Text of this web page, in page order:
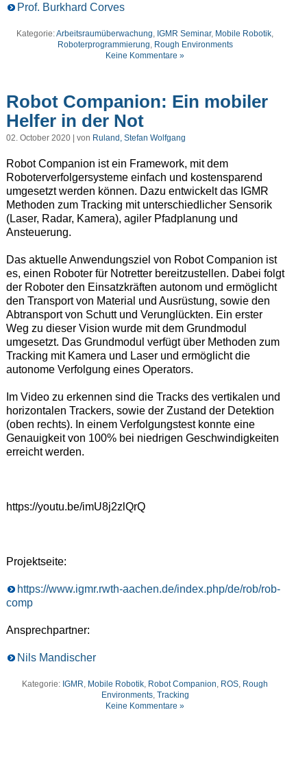
Prof. Burkhard Corves
Kategorie:Arbeitsraumüberwachung, IGMR Seminar, Mobile Robotik,
Roboterprogrammierung, Rough Environments
Keine Kommentare »
Robot Companion: Ein mobiler
Helfer in der Not
02. October 2020 | von Ruland, Stefan Wolfgang
Robot Companion ist ein Framework, mit dem
Roboterverfolgersysteme einfach und kostensparend
umgesetzt werden können. Dazu entwickelt das IGMR
Methoden zum Tracking mit unterschiedlicher Sensorik
(Laser, Radar, Kamera), agiler Pfadplanung und
Ansteuerung.
Das aktuelle Anwendungsziel von Robot Companion ist
es, einen Roboter für Notretter bereitzustellen. Dabei folgt
der Roboter den Einsatzkräften autonom und ermöglicht
den Transport von Material und Ausrüstung, sowie den
Abtransport von Schutt und Verunglückten. Ein erster
Weg zu dieser Vision wurde mit dem Grundmodul
umgesetzt. Das Grundmodul verfügt über Methoden zum
Tracking mit Kamera und Laser und ermöglicht die
autonome Verfolgung eines Operators.
Im Video zu erkennen sind die Tracks des vertikalen und
horizontalen Trackers, sowie der Zustand der Detektion
(oben rechts). In einem Verfolgungstest konnte eine
Genauigkeit von 100% bei niedrigen Geschwindigkeiten
erreicht werden.
https://youtu.be/imU8j2zlQrQ
Projektseite:
https://www.igmr.rwth-aachen.de/index.php/de/rob/rob-
comp
Ansprechpartner:
Nils Mandischer
Kategorie: IGMR, Mobile Robotik, Robot Companion, ROS, Rough
Environments, Tracking
Keine Kommentare »